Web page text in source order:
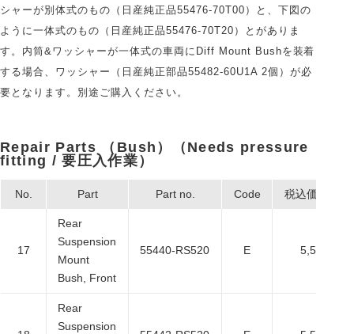
シャーが別体式のもの（日産純正品55476-70T00）と、下図の
ように一体式のもの（日産純正品55476-70T20）とがありま
す。内筒&ワッシャーが一体式の車両にDiff Mount Bushを装着
する場合、ワッシャー（日産純正部品55482-60U1A 2個）が必
要となります。別途ご購入ください。
Repair Parts （Bush）（Needs pressure
fitting / 要圧入作業）
No. Part Part no. Code 税込価格
17
Rear
Suspension
Mount
Bush, Front
55440-RS520 E 5,500
Rear
Suspension